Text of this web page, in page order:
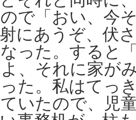
で「おい、今
にあうぞ、伏
った。すると
、それに家が
た。私はてっ
いたので、児